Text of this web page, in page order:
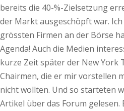
bereits die 40-%-Zielsetzung
der Markt ausgeschöpft war.
grössten Firmen an der Börse
Agenda! Auch die Medien
kurze Zeit später der New York
Chairmen, die er mir vorstellen
nicht wollten. Und so starteten
Artikel über das Forum gelesen.